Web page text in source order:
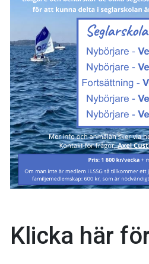
Klicka här